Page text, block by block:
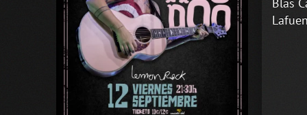
Blas